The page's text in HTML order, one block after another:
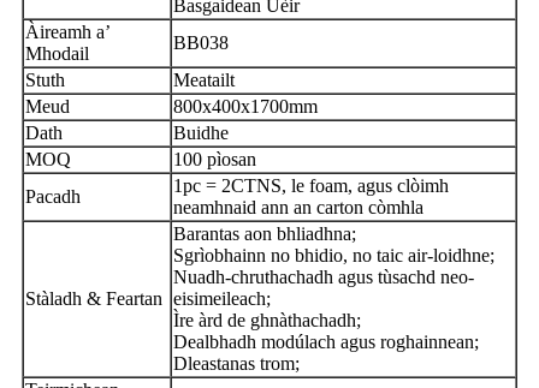
Basgaidean Uèir
Àireamh a’
Mhodail
BB038
Stuth
Meatailt
Meud
800x400x1700mm
Dath
Buidhe
MOQ
100 pìosan
Pacadh
1pc = 2CTNS, le foam, agus clòimh
neamhnaid ann an carton còmhla
Stàladh & Feartan
Barantas aon bhliadhna;
Sgrìobhainn no bhidio, no taic air-loidhne;
Nuadh-chruthachadh agus tùsachd neo-
eisimeileach;
Ìre àrd de ghnàthachadh;
Dealbhadh modúlach agus roghainnean;
Dleastanas trom;